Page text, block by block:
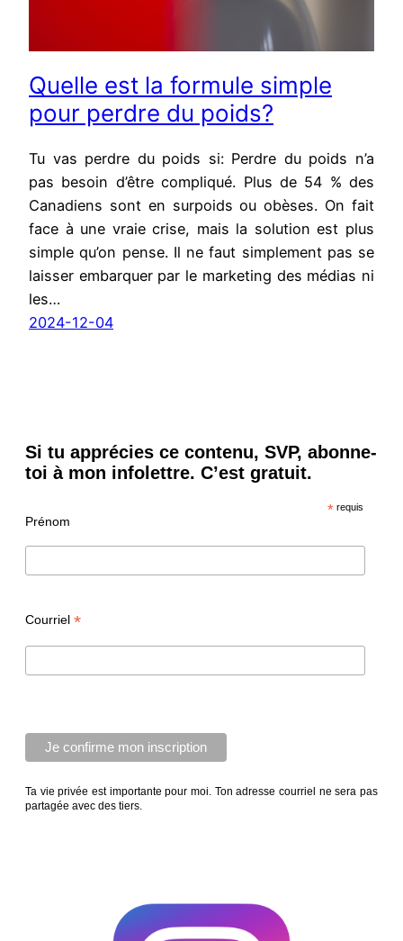
Quelle est la formule simple
pour perdre du poids?
Tu vas perdre du poids si: Perdre du poids n’a
pas besoin d’être compliqué. Plus de 54 % des
Canadiens sont en surpoids ou obèses. On fait
face à une vraie crise, mais la solution est plus
simple qu’on pense. Il ne faut simplement pas se
laisser embarquer par le marketing des médias ni
les…
2024-12-04
Si tu apprécies ce contenu, SVP, abonne-
toi à mon infolettre. C’est gratuit.
* requis
Prénom
Courriel *
Ta vie privée est importante pour moi. Ton adresse courriel ne sera pas
partagée avec des tiers.